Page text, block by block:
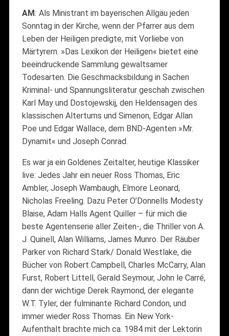
AM: Als Ministrant im bayerischen Allgäu jeden
Sonntag in der Kirche, wenn der Pfarrer aus dem
Leben der Heiligen predigte, mit Vorliebe von
Märtyrern. »Das Lexikon der Heiligen« bietet eine
beeindruckende Sammlung gewaltsamer
Todesarten. Die Geschmacksbildung in Sachen
Kriminal- und Spannungsliteratur geschah zwischen
Karl May und Dostojewskij, den Heldensagen des
klassischen Altertums und Simenon, Edgar Allan
Poe und Edgar Wallace, dem BND-Agenten »Mr.
Dynamit« und Joseph Conrad.
Es war ja ein Goldenes Zeitalter, heutige Klassiker
live: Jedes Jahr ein neuer Ross Thomas, Eric
Ambler, Joseph Wambaugh, Elmore Leonard,
Nicholas Freeling. Dazu Peter O’Donnells Modesty
Blaise, Adam Halls Agent Quiller – für mich die
beste Agentenserie aller Zeiten-, die Thriller von A.
J. Quinell, Alan Williams, James Munro. Der Räuber
Parker von Richard Stark/ Donald Westlake, die
Bücher von Robert Campbell, Charles McCarry, Alan
Furst, Robert Littell, Gerald Seymour, John le Carré,
dann der wichtige Derek Raymond, der elegante
W.T. Tyler, der fulminante Richard Condon, und
immer wieder Ross Thomas. Ein New York-
Aufenthalt brachte mich ca. 1984 mit der Lektorin